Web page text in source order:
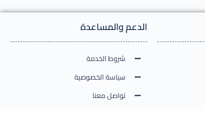
الدعم والمساعدة
شروط الخدمة
سياسة الخصوصية
تواصل معنا